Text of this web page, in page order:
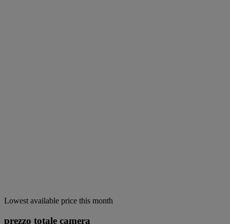
Lowest available price this month
prezzo totale camera